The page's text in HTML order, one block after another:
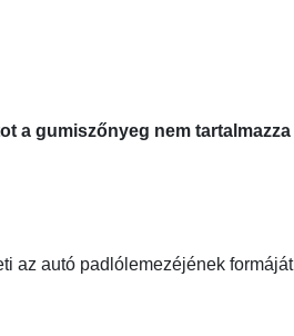
a gumiszőnyeg nem tartalmazza
az autó padlólemezéjének formáját